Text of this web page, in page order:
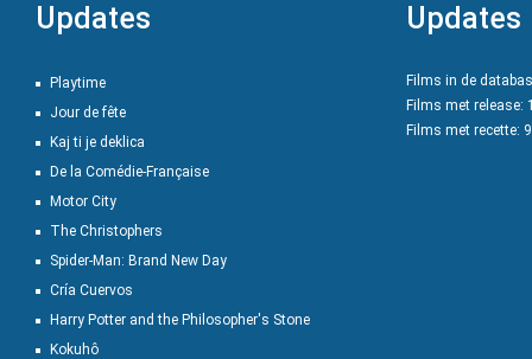
Updates
Playtime
Jour de fête
Kaj ti je deklica
De la Comédie-Française
Motor City
The Christophers
Spider-Man: Brand New Day
Cría Cuervos
Harry Potter and the Philosopher's Stone
Kokuhô
Updates
Films in de
Films met release:
Films met recette: